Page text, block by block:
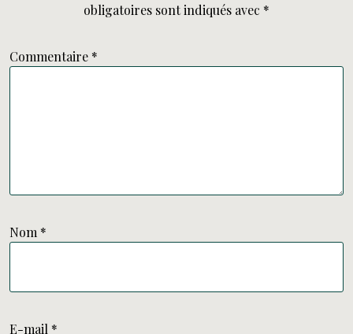
obligatoires sont indiqués avec *
Commentaire *
Nom *
E-mail *